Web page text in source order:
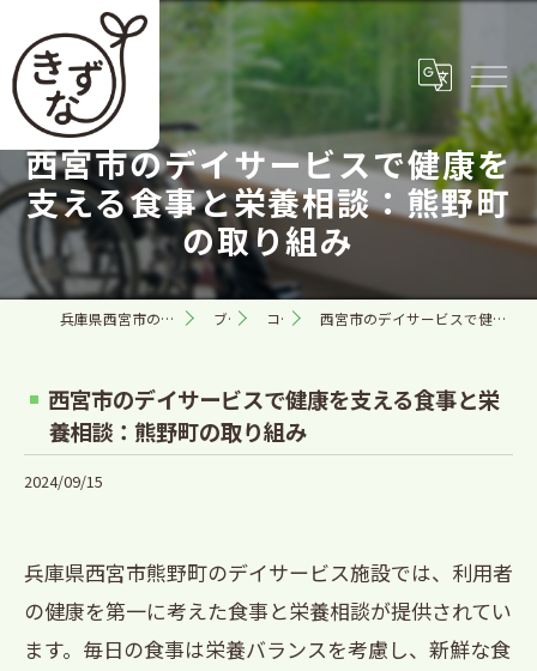
西宮市のデイサービスで健康を
支える食事と栄養相談：熊野町
の取り組み
兵庫県西宮市の訪問看護なら合同会社きずな ブログ コラム 西宮市のデイサービスで健康を支える食事と栄養相談：熊野町の取り組み
西宮市のデイサービスで健康を支える食事と栄
養相談：熊野町の取り組み
2024/09/15
兵庫県西宮市熊野町のデイサービス施設では、利用者
の健康を第一に考えた食事と栄養相談が提供されてい
ます。毎日の食事は栄養バランスを考慮し、新鮮な食